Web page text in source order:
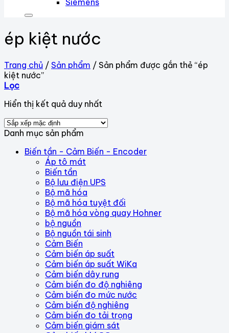
Siemens
ép kiệt nước
Trang chủ / Sản phẩm / Sản phẩm được gắn thẻ “ép
kiệt nước”
Lọc
Hiển thị kết quả duy nhất
Danh mục sản phẩm
Biến tần - Cảm Biến - Encoder
Áp tô mát
Biến tần
Bộ lưu điện UPS
Bộ mã hóa
Bộ mã hóa tuyệt đối
Bộ mã hóa vòng quay Hohner
bộ nguồn
Bộ nguồn tái sinh
Cảm Biến
Cảm biến áp suất
Cảm biến áp suất WiKa
Cảm biến dây rung
Cảm biến đo độ nghiêng
Cảm biến đo mức nước
Cảm biến độ nghiêng
Cảm biến đo tải trọng
Cảm biến giám sát